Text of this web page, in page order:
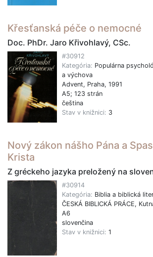
Křesťanská péče o nemocné
Doc. PhDr. Jaro Křivohlavý, CSc.
#30912
Kategória: Populárna
a výchova
Advent, Praha, 1991
A5; 123 strán
čeština
Stav v knižnici: 3
Nový zákon nášho Pána a
Krista
Z gréckeho jazyka preložený na
#30914
Kategória: Biblia a biblická
ČESKÁ BIBLICKÁ PRÁCE,
A6
slovenčina
Stav v knižnici: 1